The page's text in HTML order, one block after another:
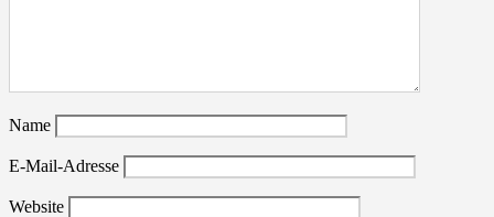
Name
E-Mail-Adresse
Website